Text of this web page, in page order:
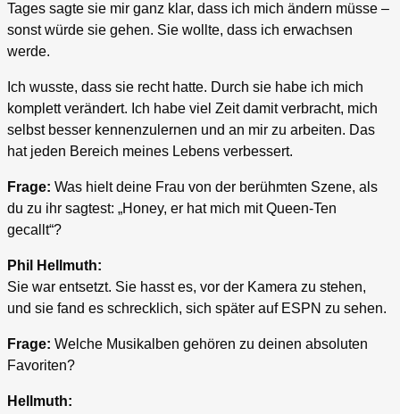
Tages sagte sie mir ganz klar, dass ich mich ändern müsse –
sonst würde sie gehen. Sie wollte, dass ich erwachsen
werde.
Ich wusste, dass sie recht hatte. Durch sie habe ich mich
komplett verändert. Ich habe viel Zeit damit verbracht, mich
selbst besser kennenzulernen und an mir zu arbeiten. Das
hat jeden Bereich meines Lebens verbessert.
Frage: Was hielt deine Frau von der berühmten Szene, als
du zu ihr sagtest: „Honey, er hat mich mit Queen-Ten
gecallt“?
Phil Hellmuth:
Sie war entsetzt. Sie hasst es, vor der Kamera zu stehen,
und sie fand es schrecklich, sich später auf ESPN zu sehen.
Frage: Welche Musikalben gehören zu deinen absoluten
Favoriten?
Hellmuth: